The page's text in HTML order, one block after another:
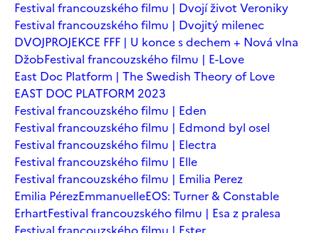
Festival francouzského filmu | Dvojí život Veroniky
Festival francouzského filmu | Dvojitý milenec
DVOJPROJEKCE FFF | U konce s dechem + Nová vlna
DžobFestival francouzského filmu | E-Love
East Doc Platform | The Swedish Theory of Love
EAST DOC PLATFORM 2023
Festival francouzského filmu | Eden
Festival francouzského filmu | Edmond byl osel
Festival francouzského filmu | Electra
Festival francouzského filmu | Elle
Festival francouzského filmu | Emilia Perez
Emilia PérezEmmanuelleEOS: Turner & Constable
ErhartFestival francouzského filmu | Esa z pralesa